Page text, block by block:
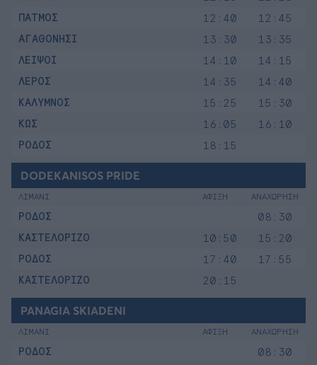
ΠΑΤΜΟΣ
12:40
12:45
ΑΓΑΘΟΝΗΣΙ
13:30
13:35
ΛΕΙΨΟΙ
14:10
14:15
ΛΕΡΟΣ
14:35
14:40
ΚΑΛΥΜΝΟΣ
15:25
15:30
ΚΩΣ
16:05
16:10
ΡΟΔΟΣ
18:15
DODEKANISOS PRIDE
ΛΙΜΑΝΙ ΑΦΙΞΗ ΑΝΑΧΩΡΗΣΗ
ΡΟΔΟΣ
08:30
ΚΑΣΤΕΛΟΡΙΖΟ
10:50
15:20
ΡΟΔΟΣ
17:40
17:55
ΚΑΣΤΕΛΟΡΙΖΟ
20:15
PANAGIA SKIADENI
ΛΙΜΑΝΙ ΑΦΙΞΗ ΑΝΑΧΩΡΗΣΗ
ΡΟΔΟΣ
08:30